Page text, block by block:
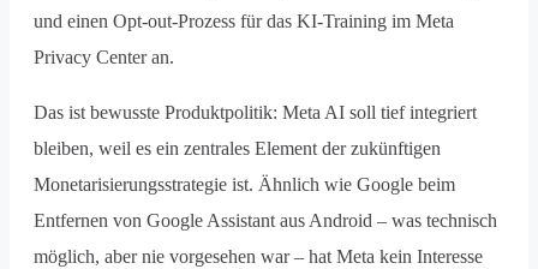
und einen Opt-out-Prozess für das KI-Training im Meta
Privacy Center an.
Das ist bewusste Produktpolitik: Meta AI soll tief integriert
bleiben, weil es ein zentrales Element der zukünftigen
Monetarisierungsstrategie ist. Ähnlich wie Google beim
Entfernen von Google Assistant aus Android – was technisch
möglich, aber nie vorgesehen war – hat Meta kein Interesse